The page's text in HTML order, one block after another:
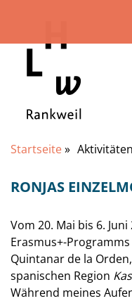
Startseite» Aktivitäten
RONJAS
Vom 20. Mai bis 6.
Erasmus+-
Quintanar de la
spanischen Region
Während meines